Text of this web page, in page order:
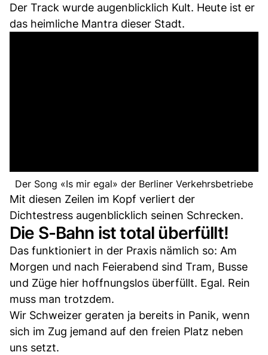
Der Track wurde augenblicklich Kult. Heute ist er
das heimliche Mantra dieser Stadt.
Der Song «Is mir egal» der Berliner Verkehrsbetriebe
Mit diesen Zeilen im Kopf verliert der
Dichtestress augenblicklich seinen Schrecken.
Die S-Bahn ist total überfüllt!
Das funktioniert in der Praxis nämlich so: Am
Morgen und nach Feierabend sind Tram, Busse
und Züge hier hoffnungslos überfüllt. Egal. Rein
muss man trotzdem.
Wir Schweizer geraten ja bereits in Panik, wenn
sich im Zug jemand auf den freien Platz neben
uns setzt.